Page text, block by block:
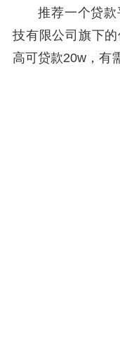
推荐一个贷
技有限公司旗下
高可贷款20w，有